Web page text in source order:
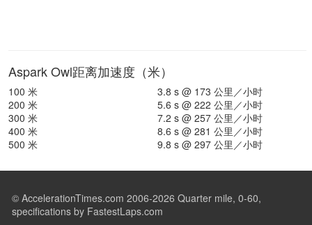
Aspark Owl距离加速度（米）
100 米
3.8 s @ 173 公里／小时
200 米
5.6 s @ 222 公里／小时
300 米
7.2 s @ 257 公里／小时
400 米
8.6 s @ 281 公里／小时
500 米
9.8 s @ 297 公里／小时
© AccelerationTimes.com 2006-2026 Quarter mile, 0-60,
specifications by FastestLaps.com